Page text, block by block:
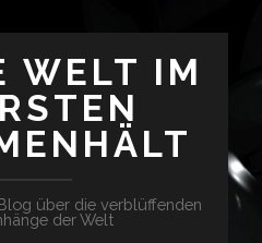
WELT IM
über die verblüffenden
der Welt